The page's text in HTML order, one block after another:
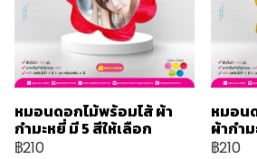
หมอนดอกไม้พร้อมไส้ ผ้า
กำมะหยี่ มี 5 สีให้เลือก
฿210
หมอน
ผ้ากำ
฿210